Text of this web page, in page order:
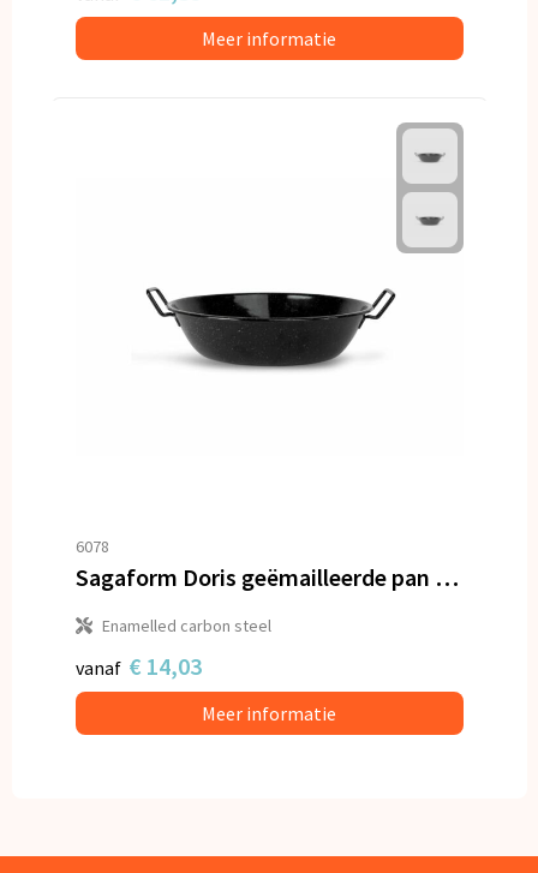
Meer informatie
6078
Sagaform Doris geëmailleerde pan medium
Enamelled carbon steel
vanaf € 14,03
Meer informatie